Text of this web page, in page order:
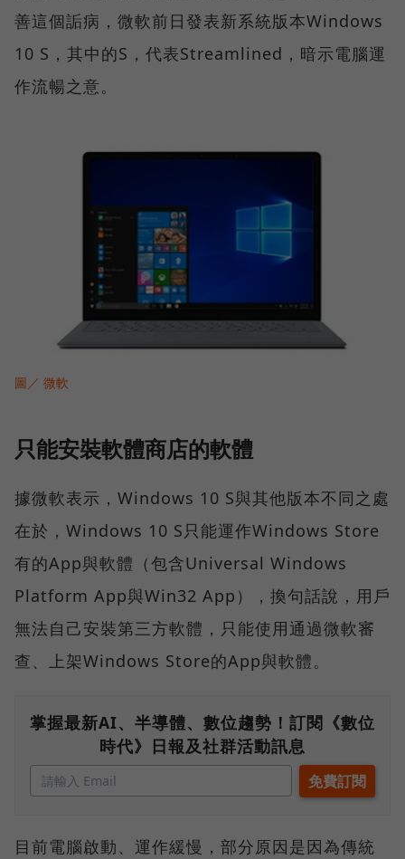
善這個詬病，微軟前日發表新系統版本Windows
10 S，其中的S，代表Streamlined，暗示電腦運
作流暢之意。
圖／ 微軟
只能安裝軟體商店的軟體
據微軟表示，Windows 10 S與其他版本不同之處
在於，Windows 10 S只能運作Windows Store
有的App與軟體（包含Universal Windows
Platform App與Win32 App），換句話說，用戶
無法自己安裝第三方軟體，只能使用通過微軟審
查、上架Windows Store的App與軟體。
掌握最新AI、半導體、數位趨勢！訂閱《數位
時代》日報及社群活動訊息
目前電腦啟動、運作緩慢，部分原因是因為傳統